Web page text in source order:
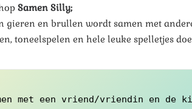
Samen Silly;
gieren en brullen wordt samen met
toneelspelen en hele leuke spelletjes
met een vriend/vriendin en de